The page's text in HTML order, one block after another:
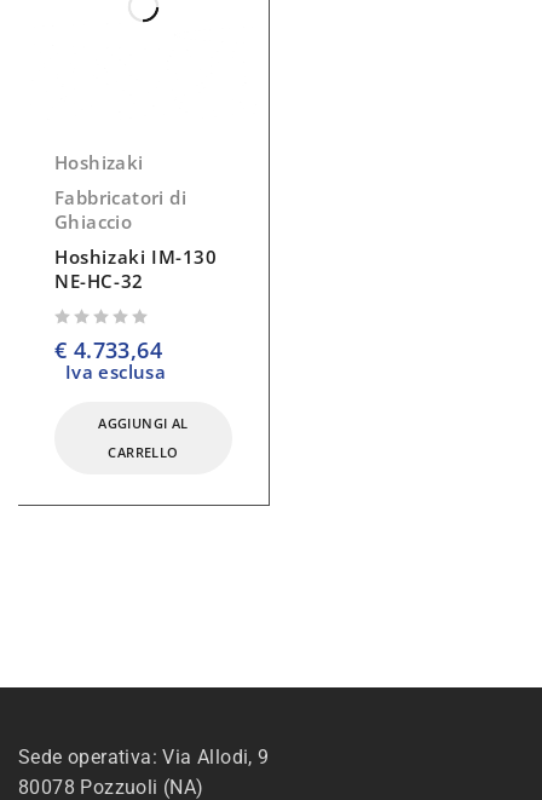
Hoshizaki
Fabbricatori di
Ghiaccio
Hoshizaki IM-130
NE-HC-32
€ 4.733,64
Iva esclusa
AGGIUNGI AL
CARRELLO
Sede operativa: Via Allodi, 9
80078 Pozzuoli (NA)